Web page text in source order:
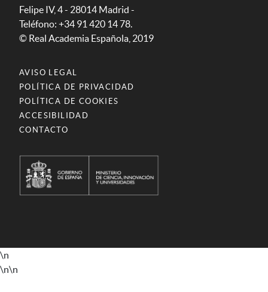
Felipe IV, 4 - 28014 Madrid -
Teléfono: +34 91 420 14 78.
© Real Academia Española, 2019
AVISO LEGAL
POLÍTICA DE PRIVACIDAD
POLÍTICA DE COOKIES
ACCESIBILIDAD
CONTACTO
\n
\n\n